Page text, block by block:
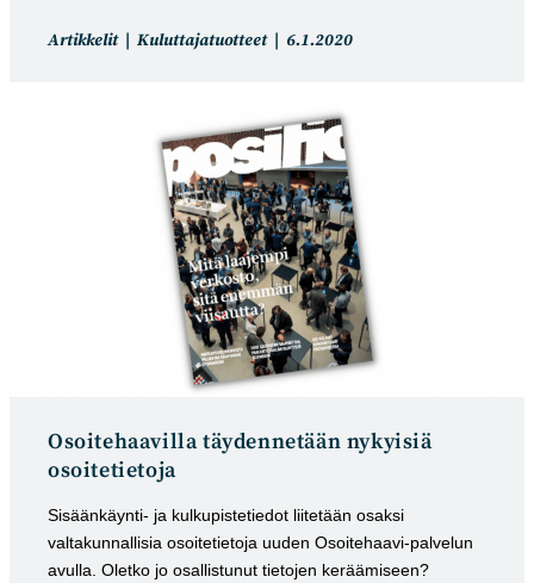
Artikkelin
Artikkelit Kuluttajatuotteet
Artikkeli
6.1.2020
Osoitehaavilla täydennetään nykyisiä
osoitetietoja
Sisäänkäynti- ja kulkupistetiedot liitetään osaksi
valtakunnallisia osoitetietoja uuden Osoitehaavi-palvelun
avulla. Oletko jo osallistunut tietojen keräämiseen?